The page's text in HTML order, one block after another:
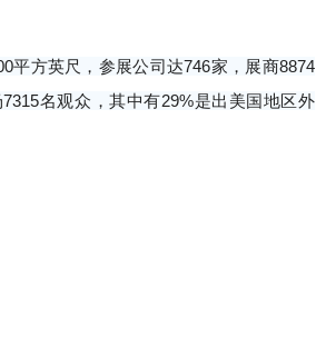
平方英尺，参展公司达746家，展商8874
名观众，其中有29%是出美国地区外